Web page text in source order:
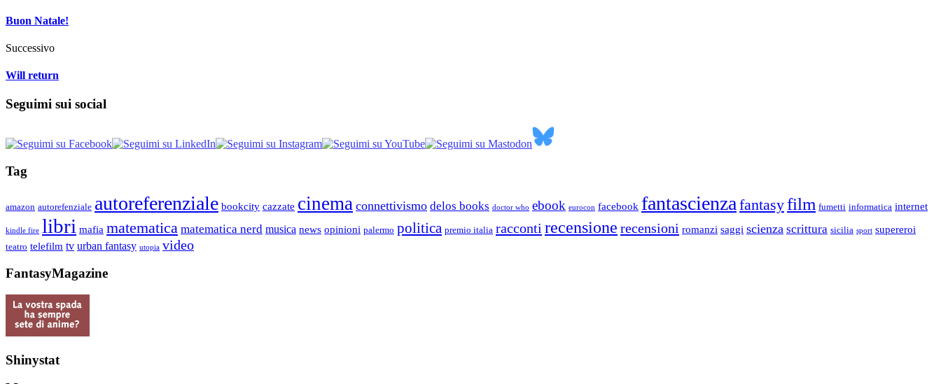
Buon Natale!
Successivo
Will return
Seguimi sui social
Tag
amazon autorefenziale autoreferenziale bookcity cazzate cinema connettivismo delos books doctor who ebook eurocon facebook fantascienza fantasyfilm fumetti informatica internet
kindle fire libri mafia matematica matematica nerd musica news opinioni palermo politica premio italia racconti recensione recensioni romanzi saggi scienza scrittura sicilia sport supereroi
teatro telefilm tv urban fantasy utopia video
FantasyMagazine
Shinystat